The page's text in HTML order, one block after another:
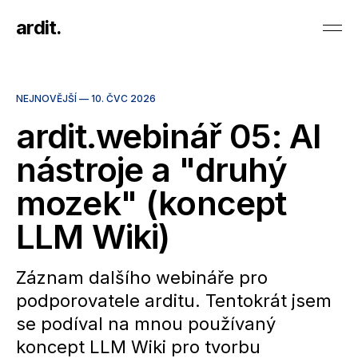
ardit.
NEJNOVĚJŠÍ — 10. ČVC 2026
ardit.webinář 05: AI
nástroje a "druhý
mozek" (koncept
LLM Wiki)
Záznam dalšího webináře pro
podporovatele arditu. Tentokrát jsem
se podíval na mnou používaný
koncept LLM Wiki pro tvorbu